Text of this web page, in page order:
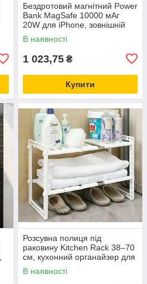
Бездротовий магнітний Power
Bank MagSafe 10000 мАг
20W для iPhone, зовнішній
акумулятор зі швидкою
зарядкою
В наявності
1 023,75 ₴
Купити
Розсувна полиця під
раковину Kitchen Rack 38–70
см, кухонний органайзер для
зберігання та економії
простору
В наявності